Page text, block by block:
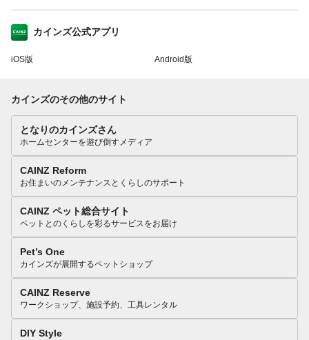
カインズ公式アプリ
iOS版 Android版
カインズのその他のサイト
となりのカインズさん
ホームセンターを遊び倒すメディア
CAINZ Reform
お住まいのメンテナンスとくらしのサポート
CAINZ ペット総合サイト
ペットとのくらしを彩るサービスをお届け
Pet’s One
カインズが展開するペットショップ
CAINZ Reserve
ワークショップ、施設予約、工具レンタル
DIY Style